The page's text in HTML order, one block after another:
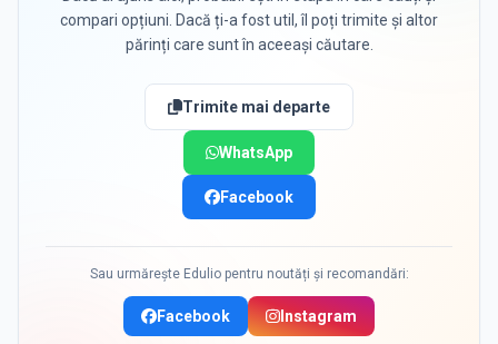
compari opțiuni. Dacă ți-a fost util, îl poți trimite și altor
părinți care sunt în aceeași căutare.
Trimite mai departe
WhatsApp
Facebook
Sau urmărește Edulio pentru noutăți și recomandări:
Facebook Instagram